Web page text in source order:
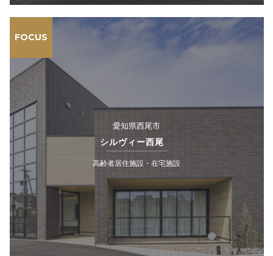
FOCUS
愛知県西尾市
シルヴィー西尾
高齢者居住施設・在宅施設